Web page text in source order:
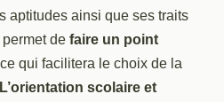
aptitudes ainsi que ses traits
de faire un point
qui facilitera le choix de la
L’orientation scolaire et